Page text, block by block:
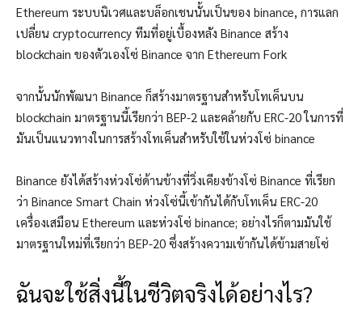
Ethereum ระบบนิเวศและบล็อกเชนนั้นเป็นของ binance, การแลก
เปลี่ยน cryptocurrency ทีมที่อยู่เบื้องหลัง Binance สร้าง
blockchain ของตัวเองโซ่ Binance จาก Ethereum Fork
จากนั้นนักพัฒนา Binance ก็สร้างมาตรฐานสำหรับโทเค็นบน
blockchain มาตรฐานนี้เรียกว่า BEP-2 และคล้ายกับ ERC-20 ในการที่
มันเป็นแนวทางในการสร้างโทเค็นสำหรับใช้ในห่วงโซ่ binance
Binance ยังได้สร้างห่วงโซ่ด้านข้างที่วิ่งเคียงข้างโซ่ Binance ที่เรียก
ว่า Binance Smart Chain ห่วงโซ่นี้เข้ากันได้กับโทเค็น ERC-20
เครื่องเสมือน Ethereum และห่วงโซ่ binance; อย่างไรก็ตามมันใช้
มาตรฐานใหม่ที่เรียกว่า BEP-20 ซึ่งสร้างความเข้ากันได้ข้ามสายโซ่
ฉันจะใช้สิ่งนี้ในชีวิตจริงได้อย่างไร?